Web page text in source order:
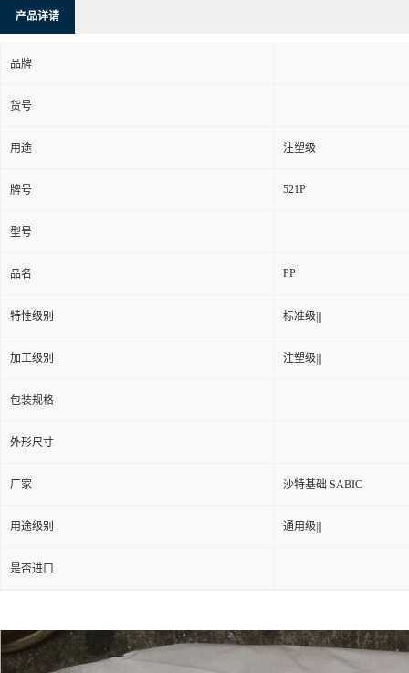
产品详请
品牌
货号
用途 注塑级
牌号 521P
型号
品名 PP
特性级别 标准级|||
加工级别 注塑级|||
包装规格
外形尺寸
厂家 沙特基础 SABIC
用途级别 通用级|||
是否进口